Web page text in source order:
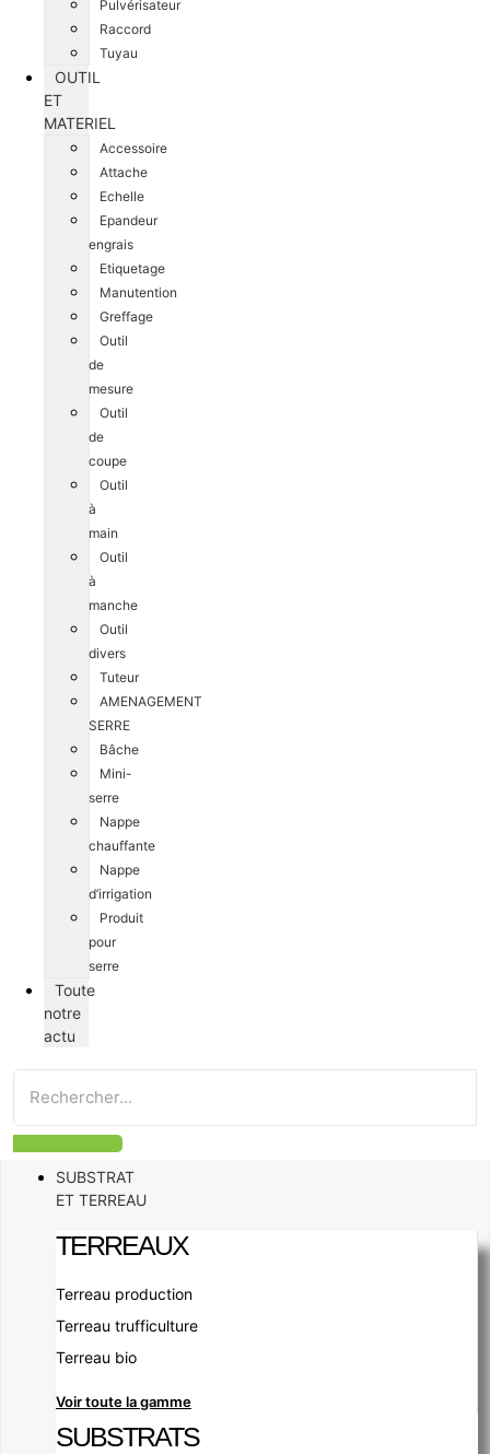
Pulvérisateur
Raccord
Tuyau
OUTIL
ET
MATERIEL
Accessoire
Attache
Echelle
Epandeur
engrais
Etiquetage
Manutention
Greffage
Outil
de
mesure
Outil
de
coupe
Outil
à
main
Outil
à
manche
Outil
divers
Tuteur
AMENAGEMENT
SERRE
Bâche
Mini-
serre
Nappe
chauffante
Nappe
d’irrigation
Produit
pour
serre
Toute
notre
actu
SUBSTRAT
ET TERREAU
TERREAUX
Terreau production
Terreau trufficulture
Terreau bio
Voir toute la gamme
SUBSTRATS